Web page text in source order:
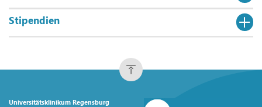
Stipendien
Universitätsklinikum Regensburg